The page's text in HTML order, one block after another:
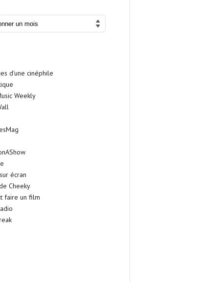
d'une cinéphile
Weekly
écran
Cheeky
faire un film